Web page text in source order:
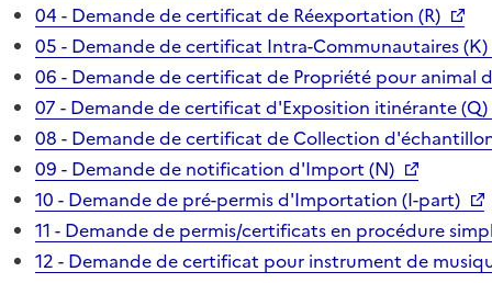
04 - Demande de certificat de Réexportation (R)
05 - Demande de certificat Intra-Communautaires (K)
06 - Demande de certificat de Propriété pour animal
07 - Demande de certificat d'Exposition itinérante (Q)
08 - Demande de certificat de Collection
09 - Demande de notification d'Import (N)
10 - Demande de pré-permis d'Importation (I-part)
11 - Demande de permis/certificats en procédure
12 - Demande de certificat pour instrument de